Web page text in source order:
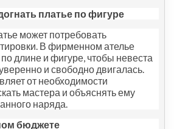
платье по фигуре
может потребовать
В фирменном ателье
длине и фигуре, чтобы невеста
и свободно двигалась.
от необходимости
мастера и объяснять ему
наряда.
бюджете